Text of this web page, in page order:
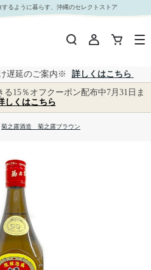
クト サンエー公式通販
るように暮らす、沖縄のセレクトストア
遅延のご案内※
詳しくはこちら
15％オフクーポン配布中7月31日ま
しくはこちら
菊之露酒造 菊之露ブラウン